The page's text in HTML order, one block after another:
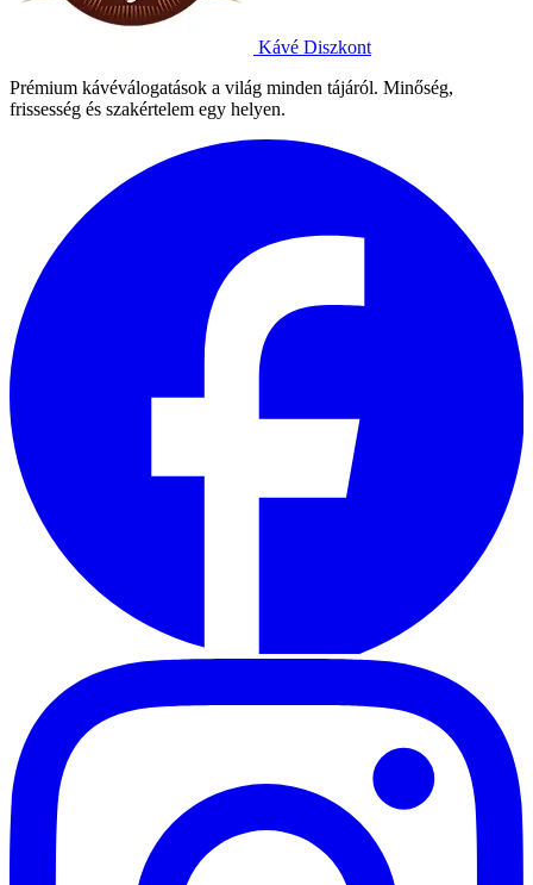
Kávé Diszkont
Prémium kávéválogatások a világ minden tájáról. Minőség,
frissesség és szakértelem egy helyen.